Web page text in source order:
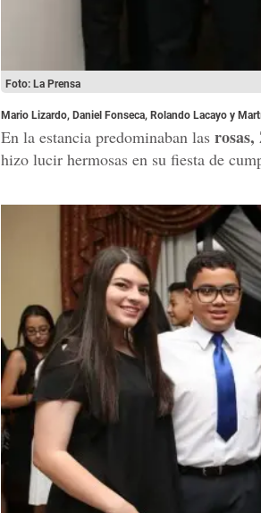
Foto: La Prensa
Mario Lizardo, Daniel Fonseca, Rolando Lacayo y
En la estancia predominaban las
hizo lucir hermosas en su fiesta de